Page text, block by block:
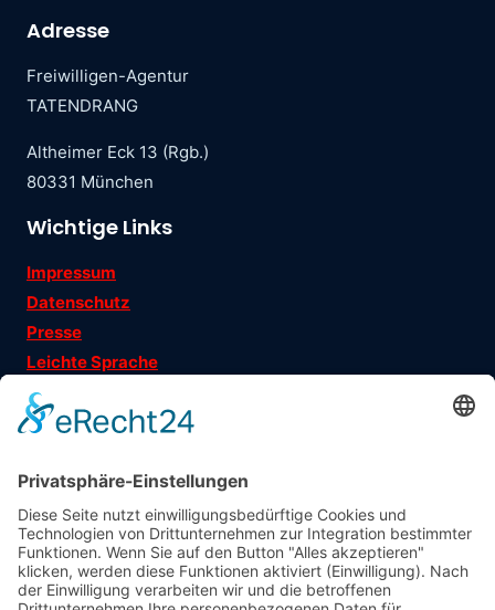
Adresse
Freiwilligen-Agentur
TATENDRANG
Altheimer Eck 13 (Rgb.)
80331 München
Wichtige Links
Impressum
Datenschutz
Presse
Leichte Sprache
Ehrenamtsgeschichten
Folgen Sie uns auf
Träger: Verein für Fraueninteressen e.V.
Förderung: Landeshauptstadt München, Sozialreferat